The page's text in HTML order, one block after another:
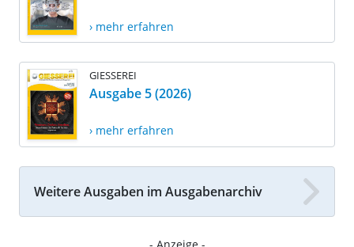
› mehr erfahren
GIESSEREI
Ausgabe 5 (2026)
› mehr erfahren
Weitere Ausgaben im Ausgabenarchiv